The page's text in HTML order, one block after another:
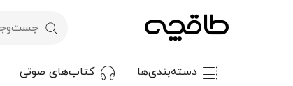
دسته‌بندی‌ها کتاب‌های صوتی